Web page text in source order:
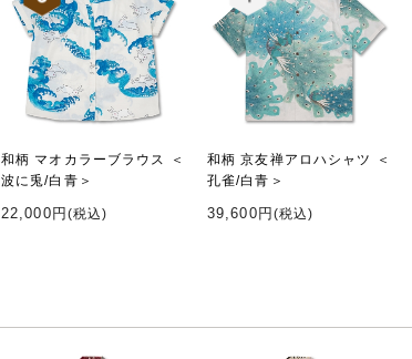
和柄 マオカラーブラウス ＜
波に兎/白青＞
22,000円 (税込)
和柄 京友禅アロハシャツ ＜
孔雀/白青＞
39,600円 (税込)